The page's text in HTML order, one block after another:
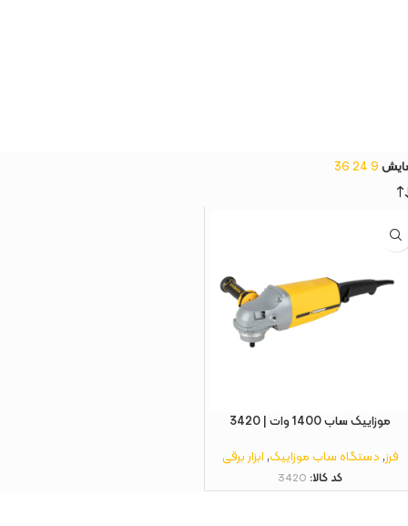
9
24
36
موزاییک ساب 1400 وات | 3420
فرز,دستگاه ساب موزاییک,ابزار برقی
کد کالا: 3420